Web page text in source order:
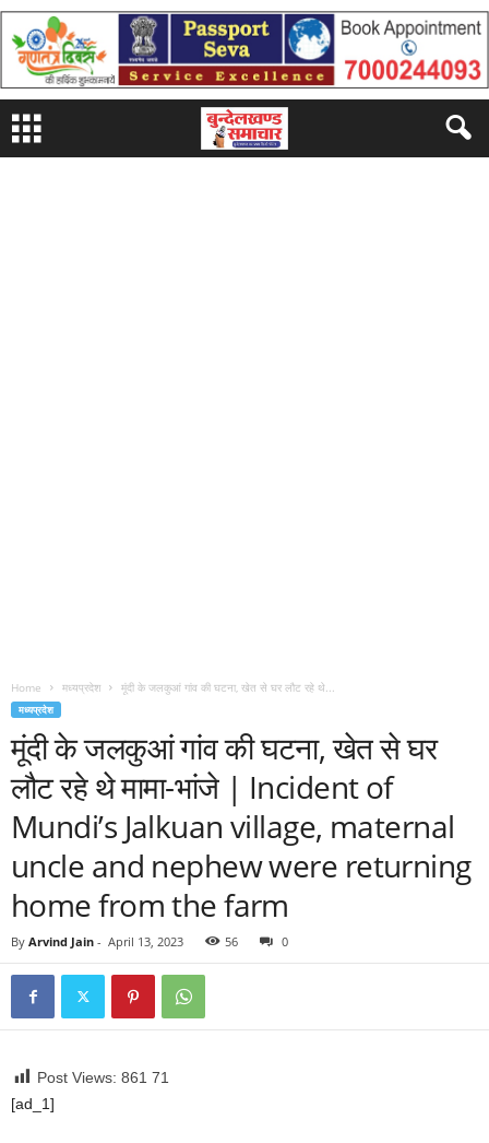
Home मध्यप्रदेश मूंदी के जलकुआं गांव की घटना, खेत से घर लौट रहे थे...
मध्यप्रदेश
मूंदी के जलकुआं गांव की घटना, खेत से घर
लौट रहे थे मामा-भांजे | Incident of
Mundi’s Jalkuan village, maternal
uncle and nephew were returning
home from the farm
By Arvind Jain - April 13, 2023 56 0
Post Views: 861 71
[ad_1]